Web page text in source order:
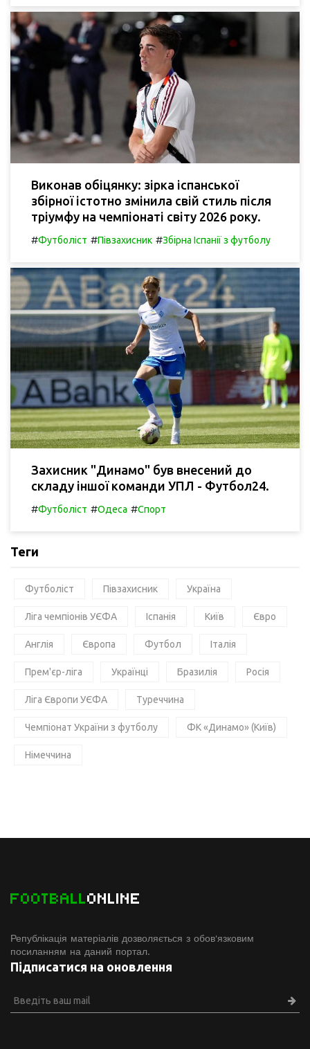
Виконав обіцянку: зірка іспанської
збірної істотно змінила свій стиль після
тріумфу на чемпіонаті світу 2026 року.
#Футболіст #Півзахисник #Збірна Іспанії з футболу
Захисник "Динамо" був внесений до
складу іншої команди УПЛ - Футбол24.
#Футболіст #Одеса #Спорт
Теги
Футболіст Півзахисник Україна
Ліга чемпіонів УЄФА Іспанія Київ Євро
Англія Європа Футбол Італія
Прем'єр-ліга Українці Бразилія Росія
Ліга Європи УЄФА Туреччина
Чемпіонат України з футболу ФК «Динамо» (Київ)
Німеччина
FOOTBALLONLINE
Републікація матеріалів дозволяється з обов'язковим
посиланням на даний портал.
Підписатися на оновлення